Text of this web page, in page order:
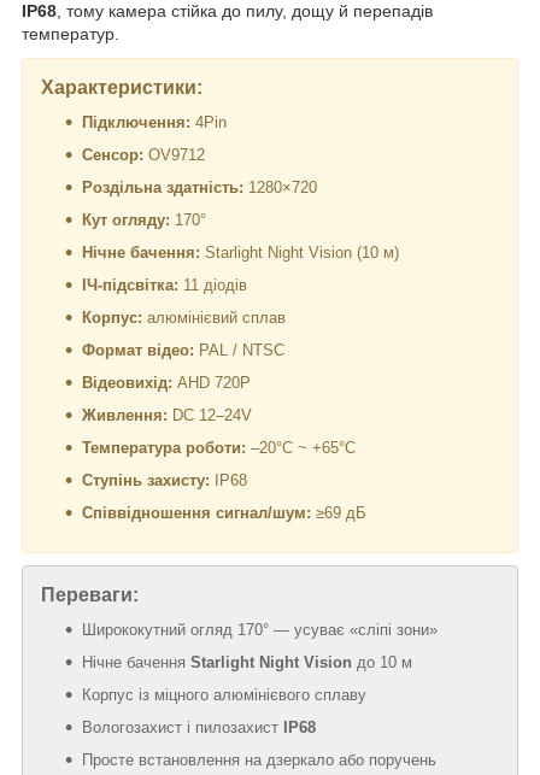
IP68, тому камера стійка до пилу, дощу й перепадів
температур.
Характеристики:
Підключення: 4Pin
Сенсор: OV9712
Роздільна здатність: 1280×720
Кут огляду: 170°
Нічне бачення: Starlight Night Vision (10 м)
ІЧ-підсвітка: 11 діодів
Корпус: алюмінієвий сплав
Формат відео: PAL / NTSC
Відеовихід: AHD 720P
Живлення: DC 12–24V
Температура роботи: –20°C ~ +65°C
Ступінь захисту: IP68
Співвідношення сигнал/шум: ≥69 дБ
Переваги:
Ширококутний огляд 170° — усуває «сліпі зони»
Нічне бачення Starlight Night Vision до 10 м
Корпус із міцного алюмінієвого сплаву
Вологозахист і пилозахист
IP68
Просте встановлення на дзеркало або поручень